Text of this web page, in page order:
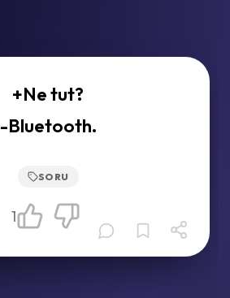
+Ne tut?
-Bluetooth.
SORU
1